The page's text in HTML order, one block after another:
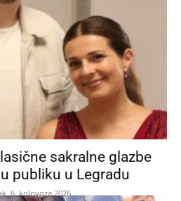
sakralne glazbe
publiku u Legradu
6. kolovoza 2026.